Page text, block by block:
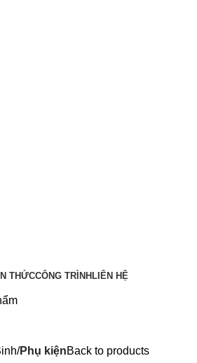
THỨCCÔNG TRÌNH LIÊN HỆ
Phụ kiệnBack to products